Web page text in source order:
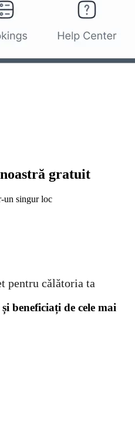
gratuit
un singur loc
pentru călătoria ta
beneficiați de cele mai